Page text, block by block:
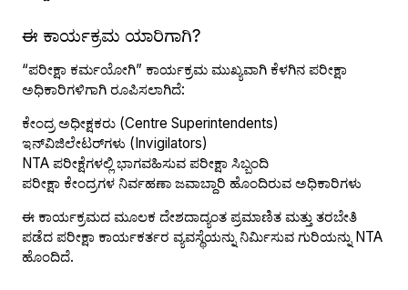
ಈ ಕಾರ್ಯಕ್ರಮ ಯಾರಿಗಾಗಿ?
“ಪರೀಕ್ಷಾ ಕರ್ಮಯೋಗಿ” ಕಾರ್ಯಕ್ರಮ ಮುಖ್ಯವಾಗಿ ಕೆಳಗಿನ ಪರೀಕ್ಷಾ
ಅಧಿಕಾರಿಗಳಿಗಾಗಿ ರೂಪಿಸಲಾಗಿದೆ:
ಕೇಂದ್ರ ಅಧೀಕ್ಷಕರು (Centre Superintendents)
ಇನ್‌ವಿಜಿಲೇಟರ್‌ಗಳು (Invigilators)
NTA ಪರೀಕ್ಷೆಗಳಲ್ಲಿ ಭಾಗವಹಿಸುವ ಪರೀಕ್ಷಾ ಸಿಬ್ಬಂದಿ
ಪರೀಕ್ಷಾ ಕೇಂದ್ರಗಳ ನಿರ್ವಹಣಾ ಜವಾಬ್ದಾರಿ ಹೊಂದಿರುವ ಅಧಿಕಾರಿಗಳು
ಈ ಕಾರ್ಯಕ್ರಮದ ಮೂಲಕ ದೇಶದಾದ್ಯಂತ ಪ್ರಮಾಣಿತ ಮತ್ತು ತರಬೇತಿ
ಪಡೆದ ಪರೀಕ್ಷಾ ಕಾರ್ಯಕರ್ತರ ವ್ಯವಸ್ಥೆಯನ್ನು ನಿರ್ಮಿಸುವ ಗುರಿಯನ್ನು NTA
ಹೊಂದಿದೆ.